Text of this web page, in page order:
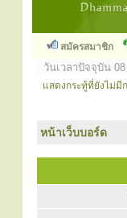
สมัครสมาชิก
วันเวลาปัจจุบัน
แสดงกระทู้ที่ยังไม่มี
หน้าเว็บบอร์ด